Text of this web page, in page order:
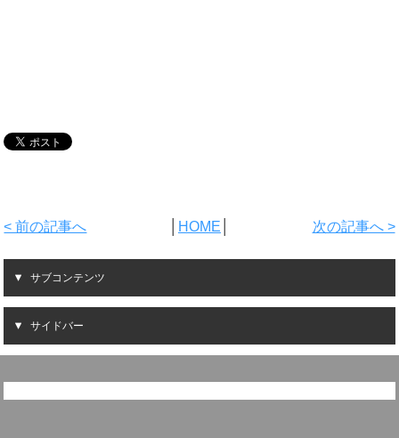
< 前の記事へ HOME 次の記事へ >
サブコンテンツ
サイドバー